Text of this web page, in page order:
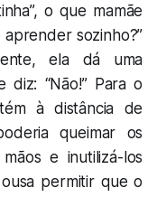
o que mamãe
sozinho?”
ela dá uma
diz: “Não!” Para o
à distância de
queimar os
e inutilizá-los
permitir que o